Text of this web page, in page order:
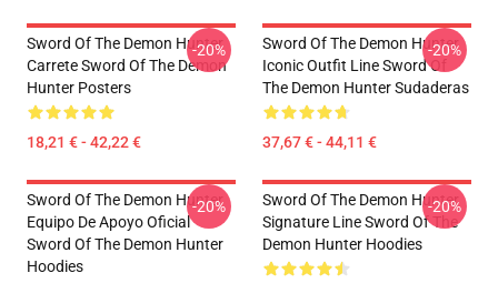
Sword Of The Demon Hunter
Carrete Sword Of The Demon
Hunter Posters
18,21 € - 42,22 €
-20%
Sword Of The Demon Hunter
Iconic Outfit Line Sword Of
The Demon Hunter Sudaderas
37,67 € - 44,11 €
-20%
Sword Of The Demon Hunter
Equipo De Apoyo Oficial
Sword Of The Demon Hunter
Hoodies
-20%
Sword Of The Demon Hunter
Signature Line Sword Of The
Demon Hunter Hoodies
-20%